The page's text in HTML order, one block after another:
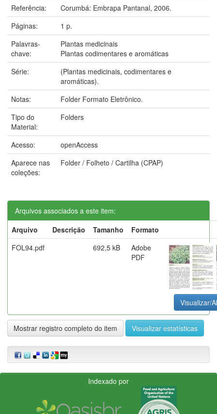
Referência:
Corumbá: Embrapa Pantanal, 2006.
Páginas:
1 p.
Palavras-
chave:
Plantas medicinais
Plantas codimentares e aromáticas
Série:
(Plantas medicinais, codimentares e
aromáticas).
Notas:
Folder Formato Eletrônico.
Tipo do
Material:
Folders
Acesso:
openAccess
Aparece nas
coleções:
Folder / Folheto / Cartilha (CPAP)
Arquivos associados a este item:
Arquivo
Descrição Tamanho
Formato
FOL94.pdf
692,5 kB
Adobe
PDF
Visualizar/
Mostrar registro completo do item Visualizar estatísticas
Indexado por